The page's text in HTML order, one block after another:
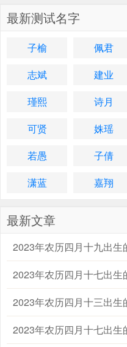
最新测试名字
子榆 佩君
志斌
建业
瑾熙
诗月
可贤
姝瑶
若愚
子倩
潇蓝
嘉翔
最新文章